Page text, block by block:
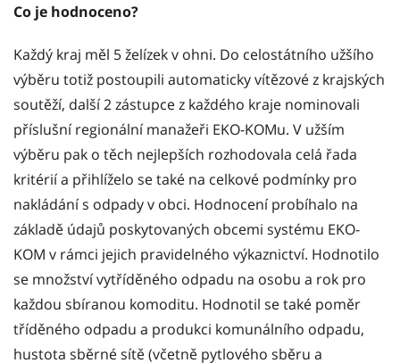
Co je hodnoceno?
Každý kraj měl 5 želízek v ohni. Do celostátního užšího
výběru totiž postoupili automaticky vítězové z krajských
soutěží, další 2 zástupce z každého kraje nominovali
příslušní regionální manažeři EKO-KOMu. V užším
výběru pak o těch nejlepších rozhodovala celá řada
kritérií a přihlíželo se také na celkové podmínky pro
nakládání s odpady v obci. Hodnocení probíhalo na
základě údajů poskytovaných obcemi systému EKO-
KOM v rámci jejich pravidelného výkaznictví. Hodnotilo
se množství vytříděného odpadu na osobu a rok pro
každou sbíranou komoditu. Hodnotil se také poměr
tříděného odpadu a produkci komunálního odpadu,
hustota sběrné sítě (včetně pytlového sběru a